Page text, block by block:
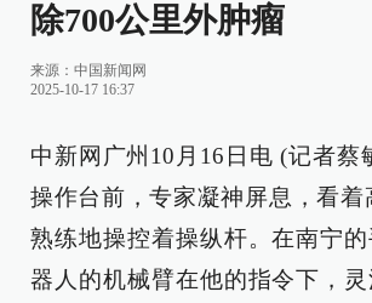
除700公里外肿瘤
来源： 中国新闻网
2025-10-17 16:37
中新网广州10月16日电 (记者蔡
操作台前，专家凝神屏息，看着
熟练地操控着操纵杆。在南宁
器人的机械臂在他的指令下，